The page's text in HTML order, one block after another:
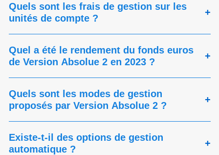
Quels sont les frais de gestion sur les
unités de compte ?
+
Quel a été le rendement du fonds euros
de Version Absolue 2 en 2023 ?
+
Quels sont les modes de gestion
proposés par Version Absolue 2 ?
+
Existe-t-il des options de gestion
automatique ?
+